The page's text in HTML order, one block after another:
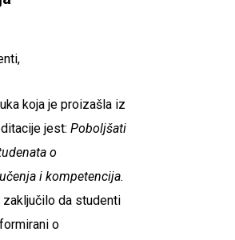
koja je proizašla iz
jest: Poboljšati
o
učenjai kompetencija.
da studenti
o